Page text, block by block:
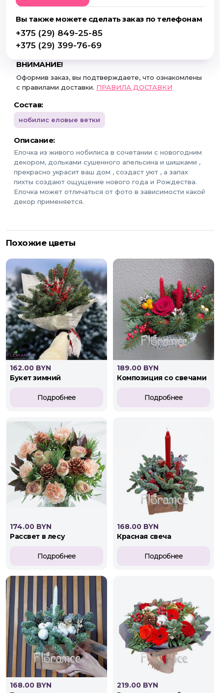
Состав:
нобилис еловые ветки
Описание:
Елочка из живого нобилиса в сочетании с новогодним
декором, дольками сушенного апельсина и шишками ,
прекрасно украсит ваш дом , создаст уют , а запах
пихты создают ощущение нового года и Рождества.
Елочка может отличаться от фото в зависимости какой
декор применяется.
Вы также можете сделать заказ по телефонам
+375 (29) 849-25-85
+375 (29) 399-76-69
ВНИМАНИЕ!
Оформив заказ, вы подтверждаете, что ознакомлены
с правилами доставки. ПРАВИЛА ДОСТАВКИ
Похожие цветы
162.00 BYN
букет зимний
Подробнее
189.00 BYN
композиция со свечами
Подробнее
174.00 BYN
рассвет в лесу
Подробнее
168.00 BYN
красная свеча
Подробнее
168.00 BYN
219.00 BYN